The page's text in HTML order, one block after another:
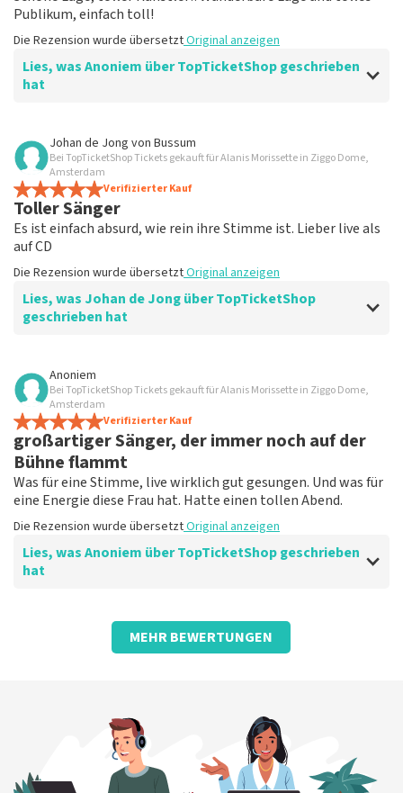
Publikum, einfach toll!
Die Rezension wurde übersetztOriginal anzeigen
Lies, was Anoniem über TopTicketShop geschrieben
hat
Bewertung von Anoniem über
Übersichtlich, Top-Lage
Einfach, gute Tickets und top Organisation, tolle
Location und tolles Publikum
Die Rezension wurde übersetztOriginal anzeigen
Johan de Jong von Bussum
Bei TopTicketShop Tickets gekauft für Alanis Morissette in Ziggo Dome,
Amsterdam
Verifizierter Kauf
Toller Sänger
Es ist einfach absurd, wie rein ihre Stimme ist. Lieber live als
auf CD
Die Rezension wurde übersetztOriginal anzeigen
Lies, was Johan de Jong über TopTicketShop
geschrieben hat
Bewertung von Johan de Jong über
Anoniem
Bei TopTicketShop Tickets gekauft für Alanis Morissette in Ziggo Dome,
Amsterdam
Verifizierter Kauf
großartiger Sänger, der immer noch auf der
Bühne flammt
Was für eine Stimme, live wirklich gut gesungen. Und was für
eine Energie diese Frau hat. Hatte einen tollen Abend.
Die Rezension wurde übersetztOriginal anzeigen
Lies, was Anoniem über TopTicketShop geschrieben
hat
Bewertung von Anoniem überTopTicketShop
Gute Informationen erhalten
MEHR BEWERTUNGEN